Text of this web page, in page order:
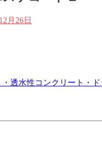
月26日
透水性コンクリート・